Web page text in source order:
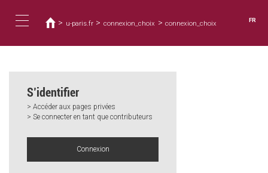
contenu
navigation
êtes
ici
> u-paris.fr > connexion_choix > connexion_choix FR
S’identifier
> Accéder aux pages privées
> Se connecter en tant que contributeurs
Connexion